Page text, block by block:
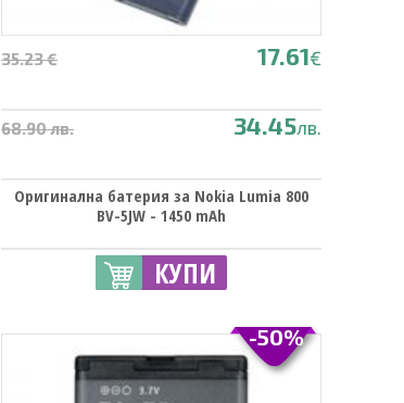
35.23 € 17.61€
68.90 лв. 34.45лв.
Оригинална батерия за Nokia Lumia 800
BV-5JW - 1450 mAh
КУПИ
-50%